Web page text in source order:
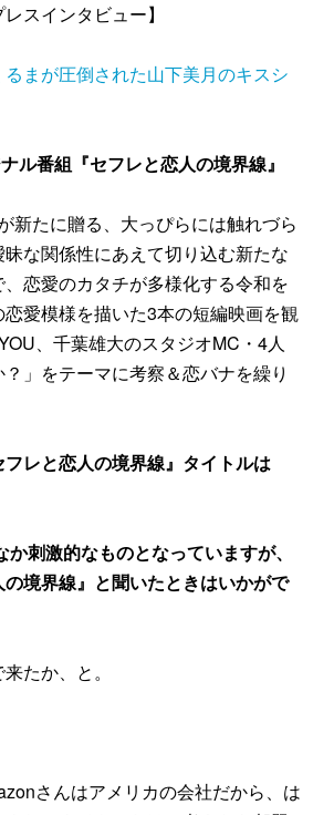
スインタビュー】
るまが圧倒された山下美月のキスシ
番組『セフレと恋人の境界線』
新たに贈る、大っぴらには触れづら
な関係性にあえて切り込む新たな
恋愛のカタチが多様化する令和を
愛模様を描いた3本の短編映画を観
、千葉雄大のスタジオMC・4人
」をテーマに考察＆恋バナを繰り
レと恋人の境界線』タイトルは
刺激的なものとなっていますが、
境界線』と聞いたときはいかがで
たか、と。
さんはアメリカの会社だから、は